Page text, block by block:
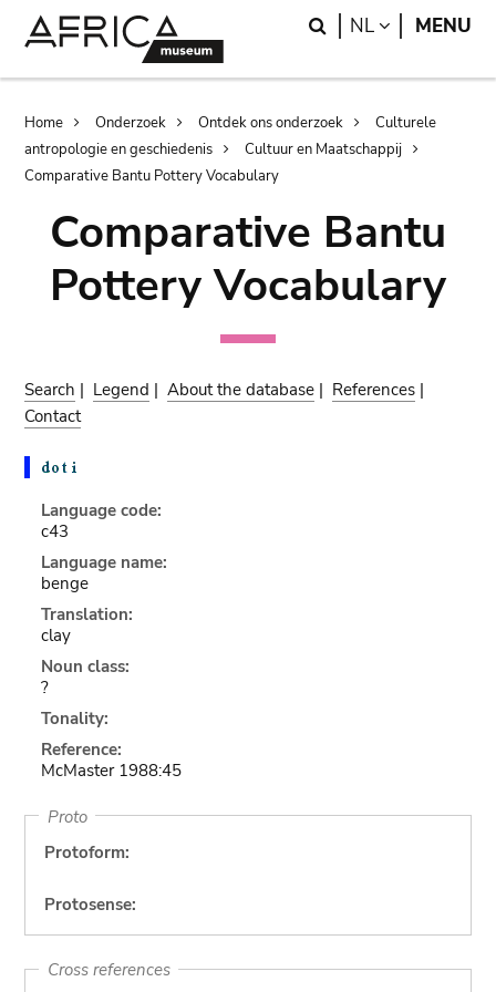
Search
NL LANGUAGE
MENU
Breadcrumb
Home Onderzoek Ontdek ons onderzoek
Culturele
antropologie en geschiedenis
Cultuur en Maatschappij
Comparative Bantu Pottery Vocabulary
Comparative Bantu
Pottery Vocabulary
Search | Legend |About the database | References |
Contact
Language code:
c43
Language name:
benge
Translation:
clay
Noun class:
?
Tonality:
Reference:
McMaster 1988:45
Proto
Protoform:
Protosense:
Cross references